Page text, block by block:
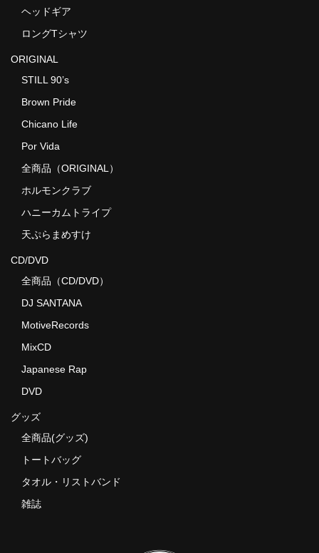
ヘッドギア
ロングTシャツ
ORIGINAL
STILL 90’s
Brown Pride
Chicano Life
Por Vida
全商品（ORIGINAL）
ホルモンクラブ
ハニーカムトライプ
天ぷらまめすけ
CD/DVD
全商品（CD/DVD）
DJ SANTANA
MotiveRecords
MixCD
Japanese Rap
DVD
グッズ
全商品(グッズ)
トートバッグ
タオル・リストバンド
雑誌